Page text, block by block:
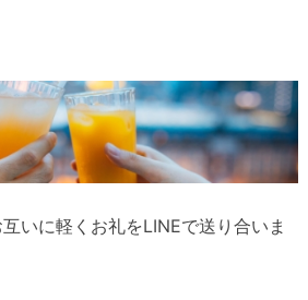
いに軽くお礼をLINEで送り合いま